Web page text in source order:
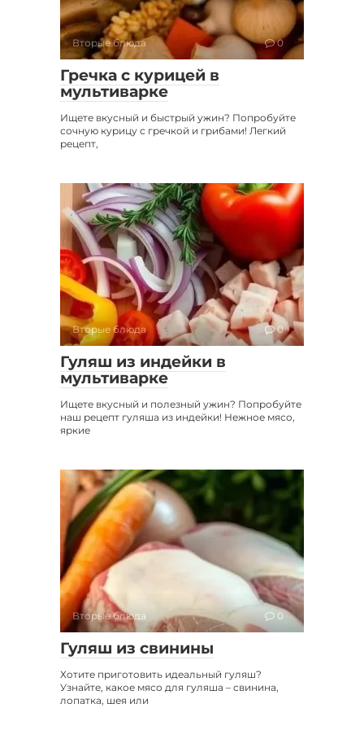
Вторые блюда 0
Гречка с курицей в
мультиварке
Ищете вкусный и быстрый ужин? Попробуйте
сочную курицу с гречкой и грибами! Легкий
рецепт,
Вторые блюда 0
Гуляш из индейки в
мультиварке
Ищете вкусный и полезный ужин? Попробуйте
наш рецепт гуляша из индейки! Нежное мясо,
яркие
Вторые блюда 0
Гуляш из свинины
Хотите приготовить идеальный гуляш?
Узнайте, какое мясо для гуляша – свинина,
лопатка, шея или